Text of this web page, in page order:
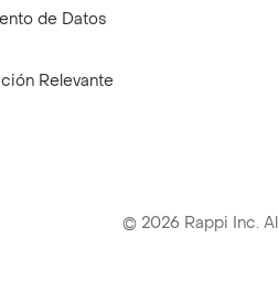
de Datos
Relevante
© 2026 Rappi Inc.